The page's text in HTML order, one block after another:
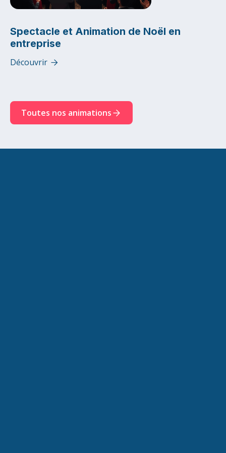
Spectacle et Animation de Noël en
entreprise
Découvrir 
Toutes nos animations